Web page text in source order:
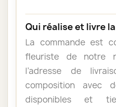
Qui réalise et livre
La commande est
fleuriste de notre
l’adresse de
composition avec
disponibles et